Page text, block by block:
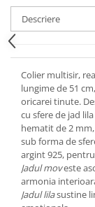
Descriere
Colier multisir,
lungime de 51
oricarei tinute.
cu sfere de jad
hematit de 2
sub forma de
argint 925,
Jadul moveste
armonia
Jadul lilasustine